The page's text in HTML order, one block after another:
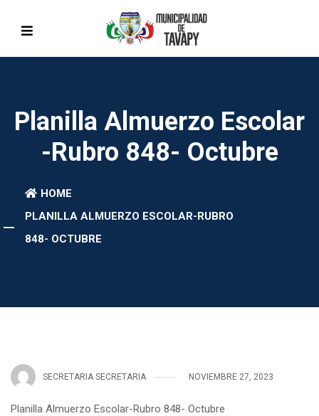
Planilla Almuerzo Escolar
-Rubro 848- Octubre
HOME
PLANILLA ALMUERZO ESCOLAR-RUBRO
848- OCTUBRE
SECRETARIA SECRETARIA NOVIEMBRE 27, 2023
Planilla Almuerzo Escolar-Rubro 848- Octubre